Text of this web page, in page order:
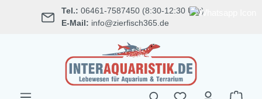
springen Tel.: 06461-7587450 (8:30-12:30 Uhr)
E-Mail: info@zierfisch365.de